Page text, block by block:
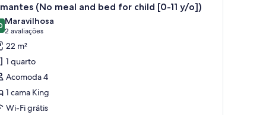
(No meal and bed for child [0-11 y/o])
de 10
Maravilhosa
2 avaliações
(2
avaliações)
22 m²
1 quarto
Acomoda 4
1 cama King
Wi-Fi grátis